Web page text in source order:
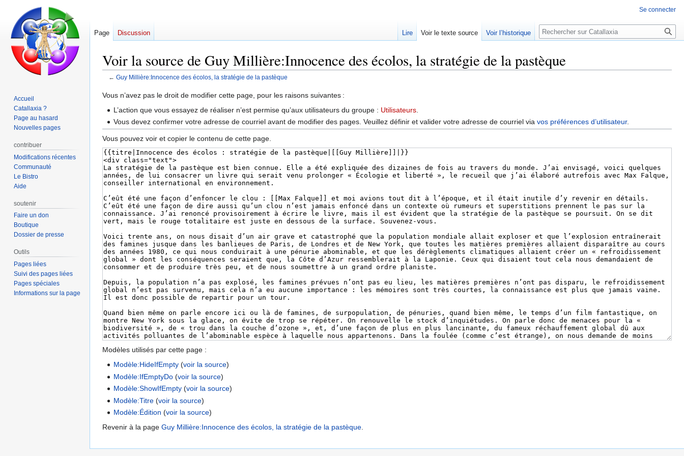
Voir la source de Guy Millière:Innocence des écolos, la stratégie de la pastèque
← Guy Millière:Innocence des écolos, la stratégie de la pastèque
Aller
navigation
Aller
recherche
Vous n’avez pas le droit de modifier cette page, pour les raisons suivantes :
L’action que vous essayez de réaliser n’est permise qu’aux utilisateurs du groupe : Utilisateurs
Vous devez confirmer votre adresse de courriel avant de modifier des pages. Veuillez définir et valider votre adresse de courriel viavos préférences d’utilisateur.
Vous pouvez voir et copier le contenu de cette page.
Modèles utilisés par cette page :
Modèle:HideIfEmpty (voir la source)
Modèle:IfEmptyDo (voir la source)
Modèle:ShowIfEmpty (voir la source)
Modèle:Titre (voir la source)
Modèle:Édition (voir la source)
Revenir à la page Guy Millière:Innocence des écolos, la stratégie de la pastèque
Se connecter
Page Discussion Lire Voir le texte source Voir l’historique Rechercher
Accueil
Catallaxia ?
Page au hasard
Nouvelles pages
contribuer
Modifications récentes
Communauté
Le Bistro
Aide
soutenir
Faire un don
Boutique
Dossier de presse
Outils
Pages liées
Suivi des pages liées
Pages spéciales
Informations sur la page